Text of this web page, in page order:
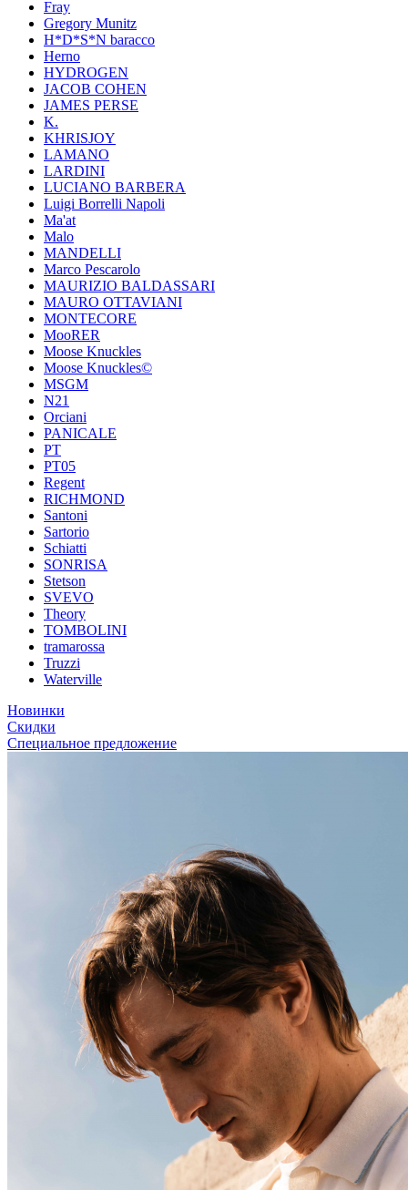
Fray
Gregory Munitz
H*D*S*N baracco
Herno
HYDROGEN
JACOB COHEN
JAMES PERSE
K.
KHRISJOY
LAMANO
LARDINI
LUCIANO BARBERA
Luigi Borrelli Napoli
Ma'at
Malo
MANDELLI
Marco Pescarolo
MAURIZIO BALDASSARI
MAURO OTTAVIANI
MONTECORE
MooRER
Moose Knuckles
Moose Knuckles©️
MSGM
N21
Orciani
PANICALE
PT
PT05
Regent
RICHMOND
Santoni
Sartorio
Schiatti
SONRISA
Stetson
SVEVO
Theory
TOMBOLINI
tramarossa
Truzzi
Waterville
Новинки
Скидки
Специальное предложение